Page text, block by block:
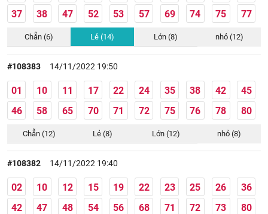
37
38 47 52 53 57 69 74 75 77
Chẵn (6) Lẻ (14) Lớn (8) nhỏ (12)
#108383 14/11/2022 19:50
01 10 11 17 22 24 35 38 42
45
46
58 65 70 71 72 75 76 78 80
Chẵn (12) Lẻ (8) Lớn (12) nhỏ (8)
#108382 14/11/2022 19:40
02 10 12 15 19 22 23 25 26
36
42
47 48 54 56 68 71 72 73 80